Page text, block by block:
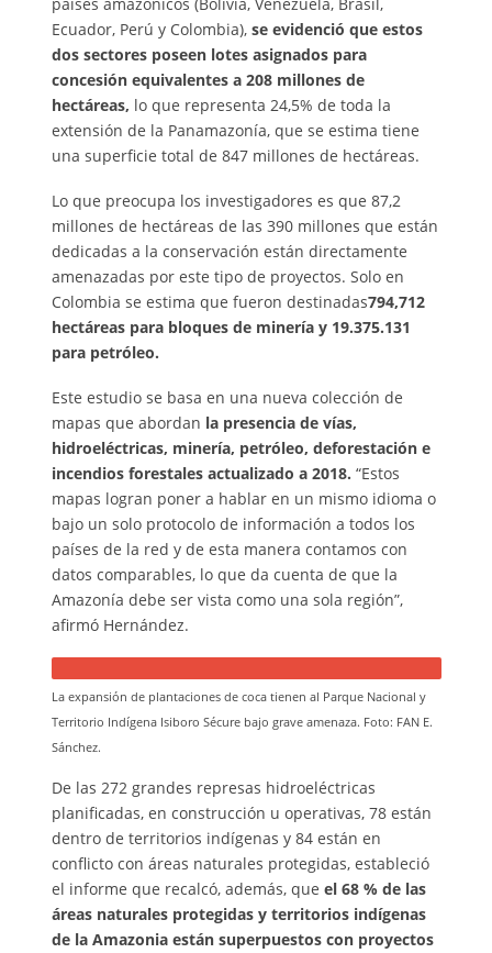
países amazónicos (Bolivia, Venezuela, Brasil,
Ecuador, Perú y Colombia), se evidenció que estos
dos sectores poseen lotes asignados para
concesión equivalentes a 208 millones de
hectáreas, lo que representa 24,5% de toda la
extensión de la Panamazonía, que se estima tiene
una superficie total de 847 millones de hectáreas.
Lo que preocupa los investigadores es que 87,2
millones de hectáreas de las 390 millones que están
dedicadas a la conservación están directamente
amenazadas por este tipo de proyectos. Solo en
Colombia se estima que fueron destinadas794,712
hectáreas para bloques de minería y 19.375.131
para petróleo.
Este estudio se basa en una nueva colección de
mapas que abordan la presencia de vías,
hidroeléctricas, minería, petróleo, deforestación e
incendios forestales actualizado a 2018. “Estos
mapas logran poner a hablar en un mismo idioma o
bajo un solo protocolo de información a todos los
países de la red y de esta manera contamos con
datos comparables, lo que da cuenta de que la
Amazonía debe ser vista como una sola región”,
afirmó Hernández.
La expansión de plantaciones de coca tienen al Parque Nacional y
Territorio Indígena Isiboro Sécure bajo grave amenaza. Foto: FAN E.
Sánchez.
De las 272 grandes represas hidroeléctricas
planificadas, en construcción u operativas, 78 están
dentro de territorios indígenas y 84 están en
conflicto con áreas naturales protegidas, estableció
el informe que recalcó, además, que el 68 % de las
áreas naturales protegidas y territorios indígenas
de la Amazonia están superpuestos con proyectos